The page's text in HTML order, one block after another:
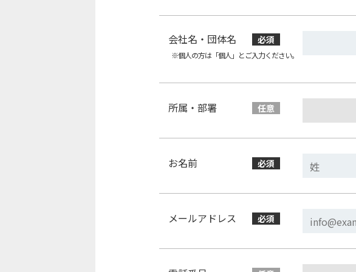
会社名・団体名 必須
※個人の方は「個人」とご入力ください。
所属・部署 任意
お名前 必須
メールアドレス 必須